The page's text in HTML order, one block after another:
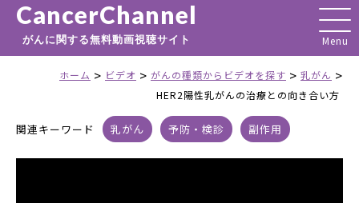
CancerChannel
がんに関する無料動画視聴サイト
ホーム > ビデオ > がんの種類からビデオを探す > 乳がん >
HER2陽性乳がんの治療との向き合い方
関連キーワード 乳がん 予防・検診 副作用